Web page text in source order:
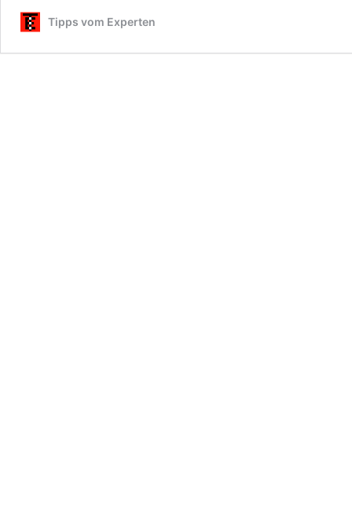
Tipps vom Experten